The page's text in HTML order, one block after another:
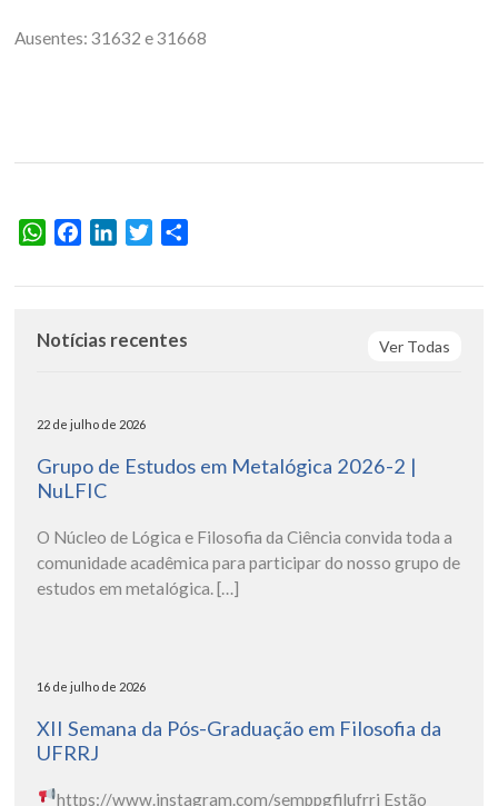
Ausentes: 31632 e 31668
WhatsAppFacebookLinkedInTwitter
Ver Todas
Notícias recentes
22 de julho de 2026
Grupo de Estudos em Metalógica 2026-2 |
NuLFIC
O Núcleo de Lógica e Filosofia da Ciência convida toda a
comunidade acadêmica para participar do nosso grupo de
estudos em metalógica. […]
16 de julho de 2026
XII Semana da Pós-Graduação em Filosofia da
UFRRJ
https://www.instagram.com/semppgfilufrrj Estão